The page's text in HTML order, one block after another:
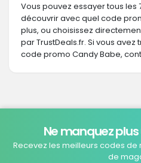
Vous pouvez essayer tous
découvrir avec quel code
plus, ou choisissez
par TrustDeals.fr. Si vous
code promo Candy Babe,
Ne manquez
Recevez les meilleurs codes
de